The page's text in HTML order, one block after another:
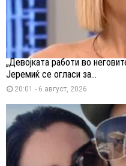
„Девојката работи во
Јеремиќ се огласи за...
20:01 - 6 август, 2026